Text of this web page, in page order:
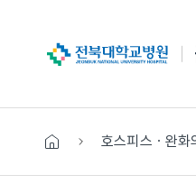
전북대학교병원
호스피스ㆍ완화